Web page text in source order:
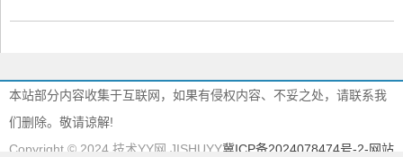
本站部分内容收集于互联网，如果有侵权内容、不妥之处，请联系我
们删除。敬请谅解!
Copyright © 2024 技术YY网 JISHUYY冀ICP备2024078474号-2-网站